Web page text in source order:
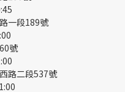
一段189號
號
路二段537號